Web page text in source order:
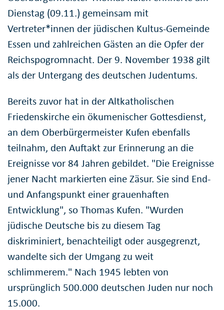
Dienstag (09.11.) gemeinsam mit
Vertreter*innen der jüdischen Kultus-Gemeinde
Essen und zahlreichen Gästen an die Opfer der
Reichspogromnacht. Der 9. November 1938 gilt
als der Untergang des deutschen Judentums.
Bereits zuvor hat in der Altkatholischen
Friedenskirche ein ökumenischer Gottesdienst,
an dem Oberbürgermeister Kufen ebenfalls
teilnahm, den Auftakt zur Erinnerung an die
Ereignisse vor 84 Jahren gebildet. "Die Ereignisse
jener Nacht markierten eine Zäsur. Sie sind End-
und Anfangspunkt einer grauenhaften
Entwicklung", so Thomas Kufen. "Wurden
jüdische Deutsche bis zu diesem Tag
diskriminiert, benachteiligt oder ausgegrenzt,
wandelte sich der Umgang zu weit
schlimmerem." Nach 1945 lebten von
ursprünglich 500.000 deutschen Juden nur noch
15.000.